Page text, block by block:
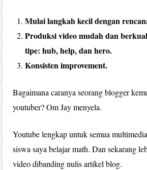
Mulai langkah kecil dengan
Produksi video mudah dan
tipe: hub, help, dan hero.
Konsisten improvement.
Bagaimana caranya seorang blogger
youtuber? Om Jay menyela.
Youtube lengkap untuk semua
siswa saya belajar math. Dan sekarang
video dibanding nulis artikel blog.